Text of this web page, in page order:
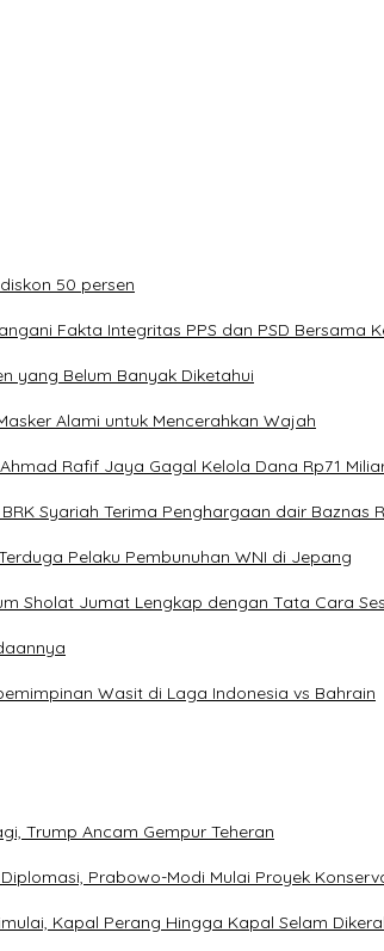
50 persen
Fakta Integritas PPS dan PSD Bersama
yang Belum Banyak Diketahui
Alami untuk Mencerahkan Wajah
Rafif Jaya Gagal Kelola Dana Rp71
Syariah Terima Penghargaan dair Baznas
Pelaku Pembunuhan WNI di Jepang
Sholat Jumat Lengkap dengan Tata Cara
Wasit di Laga Indonesia vs Bahrain
Trump Ancam Gempur Teheran
Prabowo-Modi Mulai Proyek
Kapal Perang Hingga Kapal Selam